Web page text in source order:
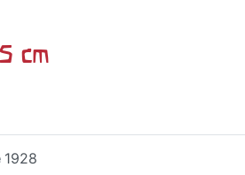
cm
1928